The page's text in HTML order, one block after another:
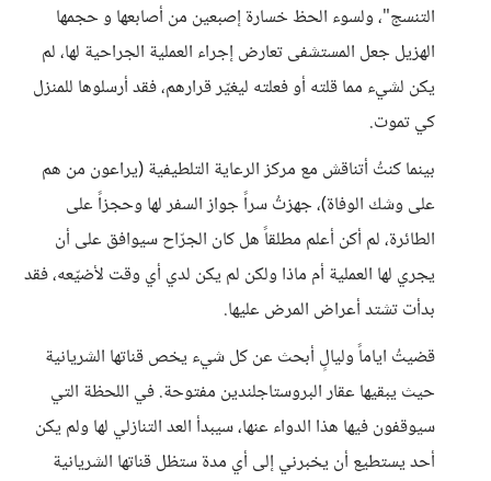
التنسج"، ولسوء الحظ خسارة إصبعين من أصابعها و حجمها
الهزيل جعل المستشفى تعارض إجراء العملية الجراحية لها، لم
يكن لشيء مما قلته أو فعلته ليغيّر قرارهم، فقد أرسلوها للمنزل
كي تموت.
بينما كنتُ أتناقش مع مركز الرعاية التلطيفية (يراعون من هم
على وشك الوفاة)، جهزتُ سراً جواز السفر لها وحجزاً على
الطائرة، لم أكن أعلم مطلقاً هل كان الجرّاح سيوافق على أن
يجري لها العملية أم ماذا ولكن لم يكن لدي أي وقت لأضيّعه، فقد
بدأت تشتد أعراض المرض عليها.
قضيتُ اياماً وليالٍ أبحث عن كل شيء يخص قناتها الشريانية
حيث يبقيها عقار البروستاجلندين مفتوحة. في اللحظة التي
سيوقفون فيها هذا الدواء عنها، سيبدأ العد التنازلي لها ولم يكن
أحد يستطيع أن يخبرني إلى أي مدة ستظل قناتها الشريانية